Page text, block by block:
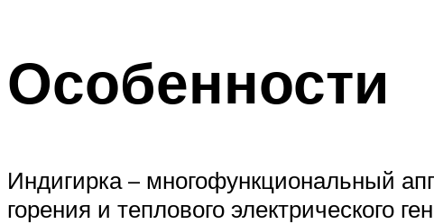
Особенности
Индигирка – многофункциональный
горения и теплового электрического